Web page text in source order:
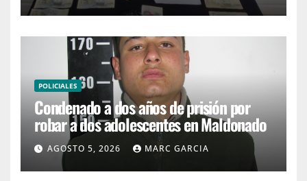
POLICIALES
Condenado a dos años de prisión por
robar a dos adolescentes en Maldonado
AGOSTO 5, 2026 MARC GARCIA